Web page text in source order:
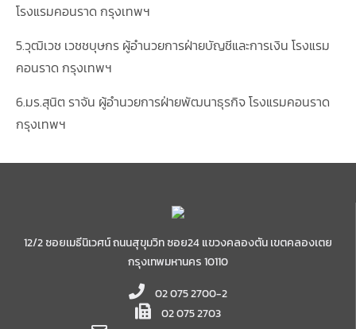
โรงแรมคอนราด กรุงเทพฯ
5.วุฒิเวช เวชชบุษกร ผู้อำนวยการฝ่ายบัญชีและการเงิน โรงแรม
คอนราด กรุงเทพฯ
6.มร.สุนิต ราจัน ผู้อำนวยการฝ่ายพัฒนาธุรกิจ โรงแรมคอนราด
กรุงเทพฯ
12/2 ซอยเมธีนิเวศน์ ถนนสุขุมวิท ซอย24 แขวงคลองตัน เขตคลองเตย
กรุงเทพมหานคร 10110
02 075 2700-2
02 075 2703